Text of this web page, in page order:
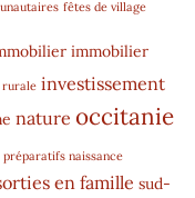
fêtes de village
immobilier
rurale investissement
nature occitanie
préparatifs naissance
en famille sud-